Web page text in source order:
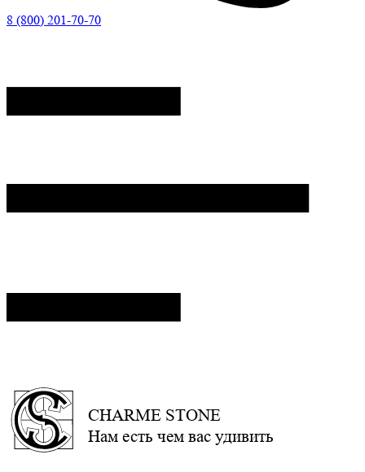
8 (800) 201-70-70
CHARME STONE
Нам есть чем вас удивить